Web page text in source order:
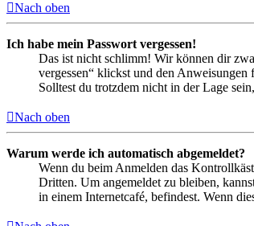
Nach oben
Ich habe mein Passwort vergessen!
Das ist nicht schlimm! Wir können dir
vergessen“ klickst und den
Solltest du trotzdem nicht in der Lage
Nach oben
Warum werde ich automatisch abgemeldet?
Wenn du beim Anmelden das
Dritten. Um angemeldet zu bleiben,
in einem Internetcafé, befindest. Wenn